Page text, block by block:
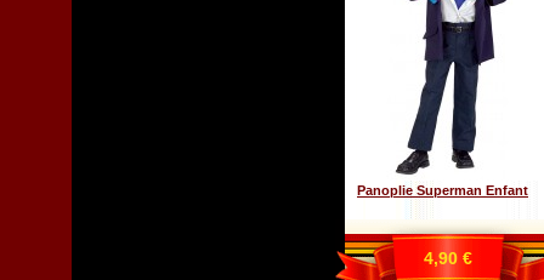
Panoplie Superman Enfant
4,90 €